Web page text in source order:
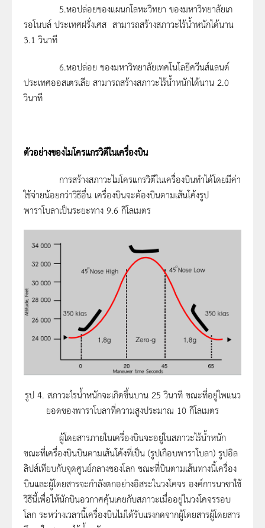
5.หอปล่อยของแผนกโลหะวิทยา ของมหาวิทยาลัยเก
รอโนบล์ ประเทศฝรั่งเศส สามารถสร้างสภาวะไร้น้ำหนักได้นาน
3.1 วินาที
6.หอปล่อย ของมหาวิทยาลัยเทคโนโลยีควีนส์แลนด์
ประเทศออสเตรเลีย สามารถสร้างสภาวะไร้น้ำหนักได้นาน 2.0
วินาที
ตัวอย่างของไมโครแกรวิตีในเครื่องบิน
การสร้างสภาวะไมโครแกรวิตีในเครื่องบินทำได้โดยมีค่า
ใช้จ่ายน้อยกว่าวิธีอื่น เครื่องบินจะต้องบินตามเส้นโค้งรูป
พาราโบลาเป็นระยะทาง 9.6 กิโลเมตร
รูป 4. สภาวะไรน้ำหนักจะเกิดขึ้นบาน 25 วินาที ขณะที่อยู่ใพแนว
ยอดของพาราโบลาที่ความสูงประมาณ 10 กิโลเมตร
ผู้โดยสารภายในเครื่องบินจะอยู่ในสภาวะไร้น้ำหนัก
ขณะที่เครื่องบินบินตามเส้นโค้งที่เป็น (รูปเกือบพาราโบลา) รูปอิล
ลิปส์เทียบกับจุดศูนย์กลางของโลก ขณะที่บินตามเส้นทางนี้เครื่อง
บินและผู้โดยสารจะกำลังตกอย่างอิสระในวงโคจร องค์การนาซาใช้
วิธีนี้เพื่อให้นักบินอวกาศคุ้นเคยกับสภาวะเมื่ออยู่ในวงโคจรรอบ
โลก ระหว่างเวลานี้เครื่องบินไม่ได้รับแรงกดจากผู้โดยสารผู้โดยสาร